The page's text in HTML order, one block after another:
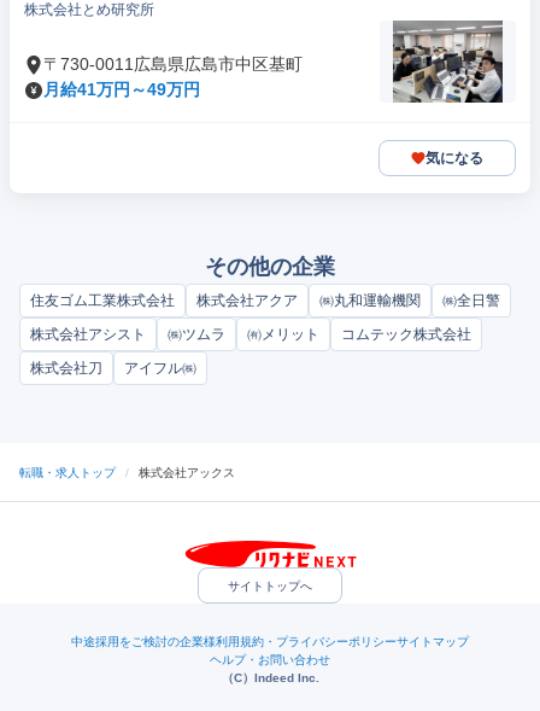
株式会社とめ研究所
〒730-0011広島県広島市中区基町
月給41万円～49万円
気になる
その他の企業
住友ゴム工業株式会社 株式会社アクア ㈱丸和運輸機関
㈱全日警
株式会社アシスト
㈱ツムラ ㈲メリット
コムテック株式会社
株式会社刀
アイフル㈱
転職・求人トップ / 株式会社アックス
サイトトップへ
中途採用をご検討の企業様利用規約・プライバシーポリシーサイトマップ
ヘルプ・お問い合わせ
（C）Indeed Inc.